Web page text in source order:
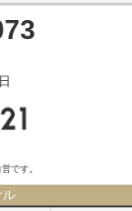
です。
ル